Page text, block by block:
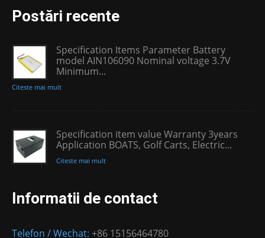
Postări recente
Specification Items Parameter Battery
model AIN106090 Nominal voltage 3.7V
Minimum...
Citeste mai mult
Specification item value Warranty 3years
Application BOATS, Golf Carts, Electric...
Citeste mai mult
Informatii de contact
Telefon / Wechat: +86 15156464780